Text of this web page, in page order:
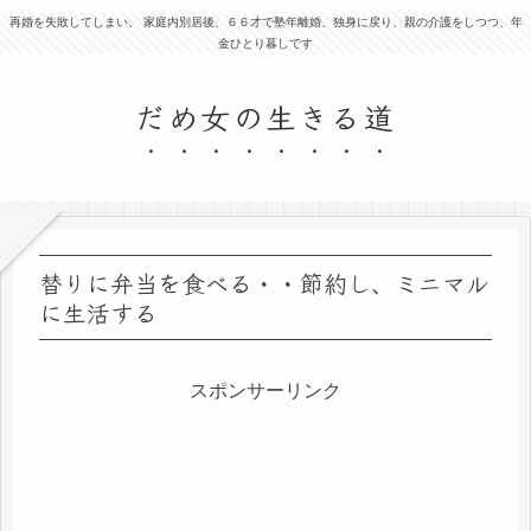
再婚を失敗してしまい、 家庭内別居後、６６才で塾年離婚、独身に戻り、親の介護をしつつ、年
金ひとり暮しです
だめ女の生きる道
替りに弁当を食べる・・節約し、ミニマル
に生活する
スポンサーリンク